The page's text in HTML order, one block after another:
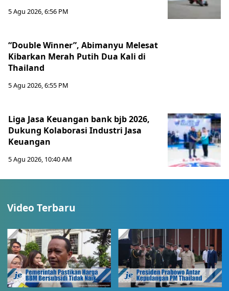
5 Agu 2026, 6:56 PM
“Double Winner”, Abimanyu Melesat
Kibarkan Merah Putih Dua Kali di
Thailand
5 Agu 2026, 6:55 PM
Liga Jasa Keuangan bank bjb 2026,
Dukung Kolaborasi Industri Jasa
Keuangan
5 Agu 2026, 10:40 AM
Video Terbaru